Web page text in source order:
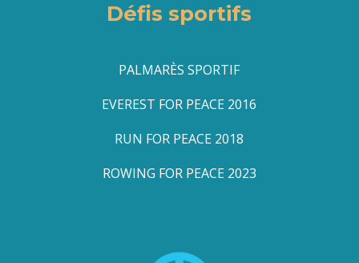
Défis sportifs
PALMARÈS SPORTIF
EVEREST FOR PEACE 2016
RUN FOR PEACE 2018
ROWING FOR PEACE 2023